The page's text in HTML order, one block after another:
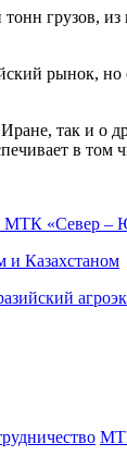
грузов,
рынок, но
так и
в том
МТК «Север –
и Казахстаном